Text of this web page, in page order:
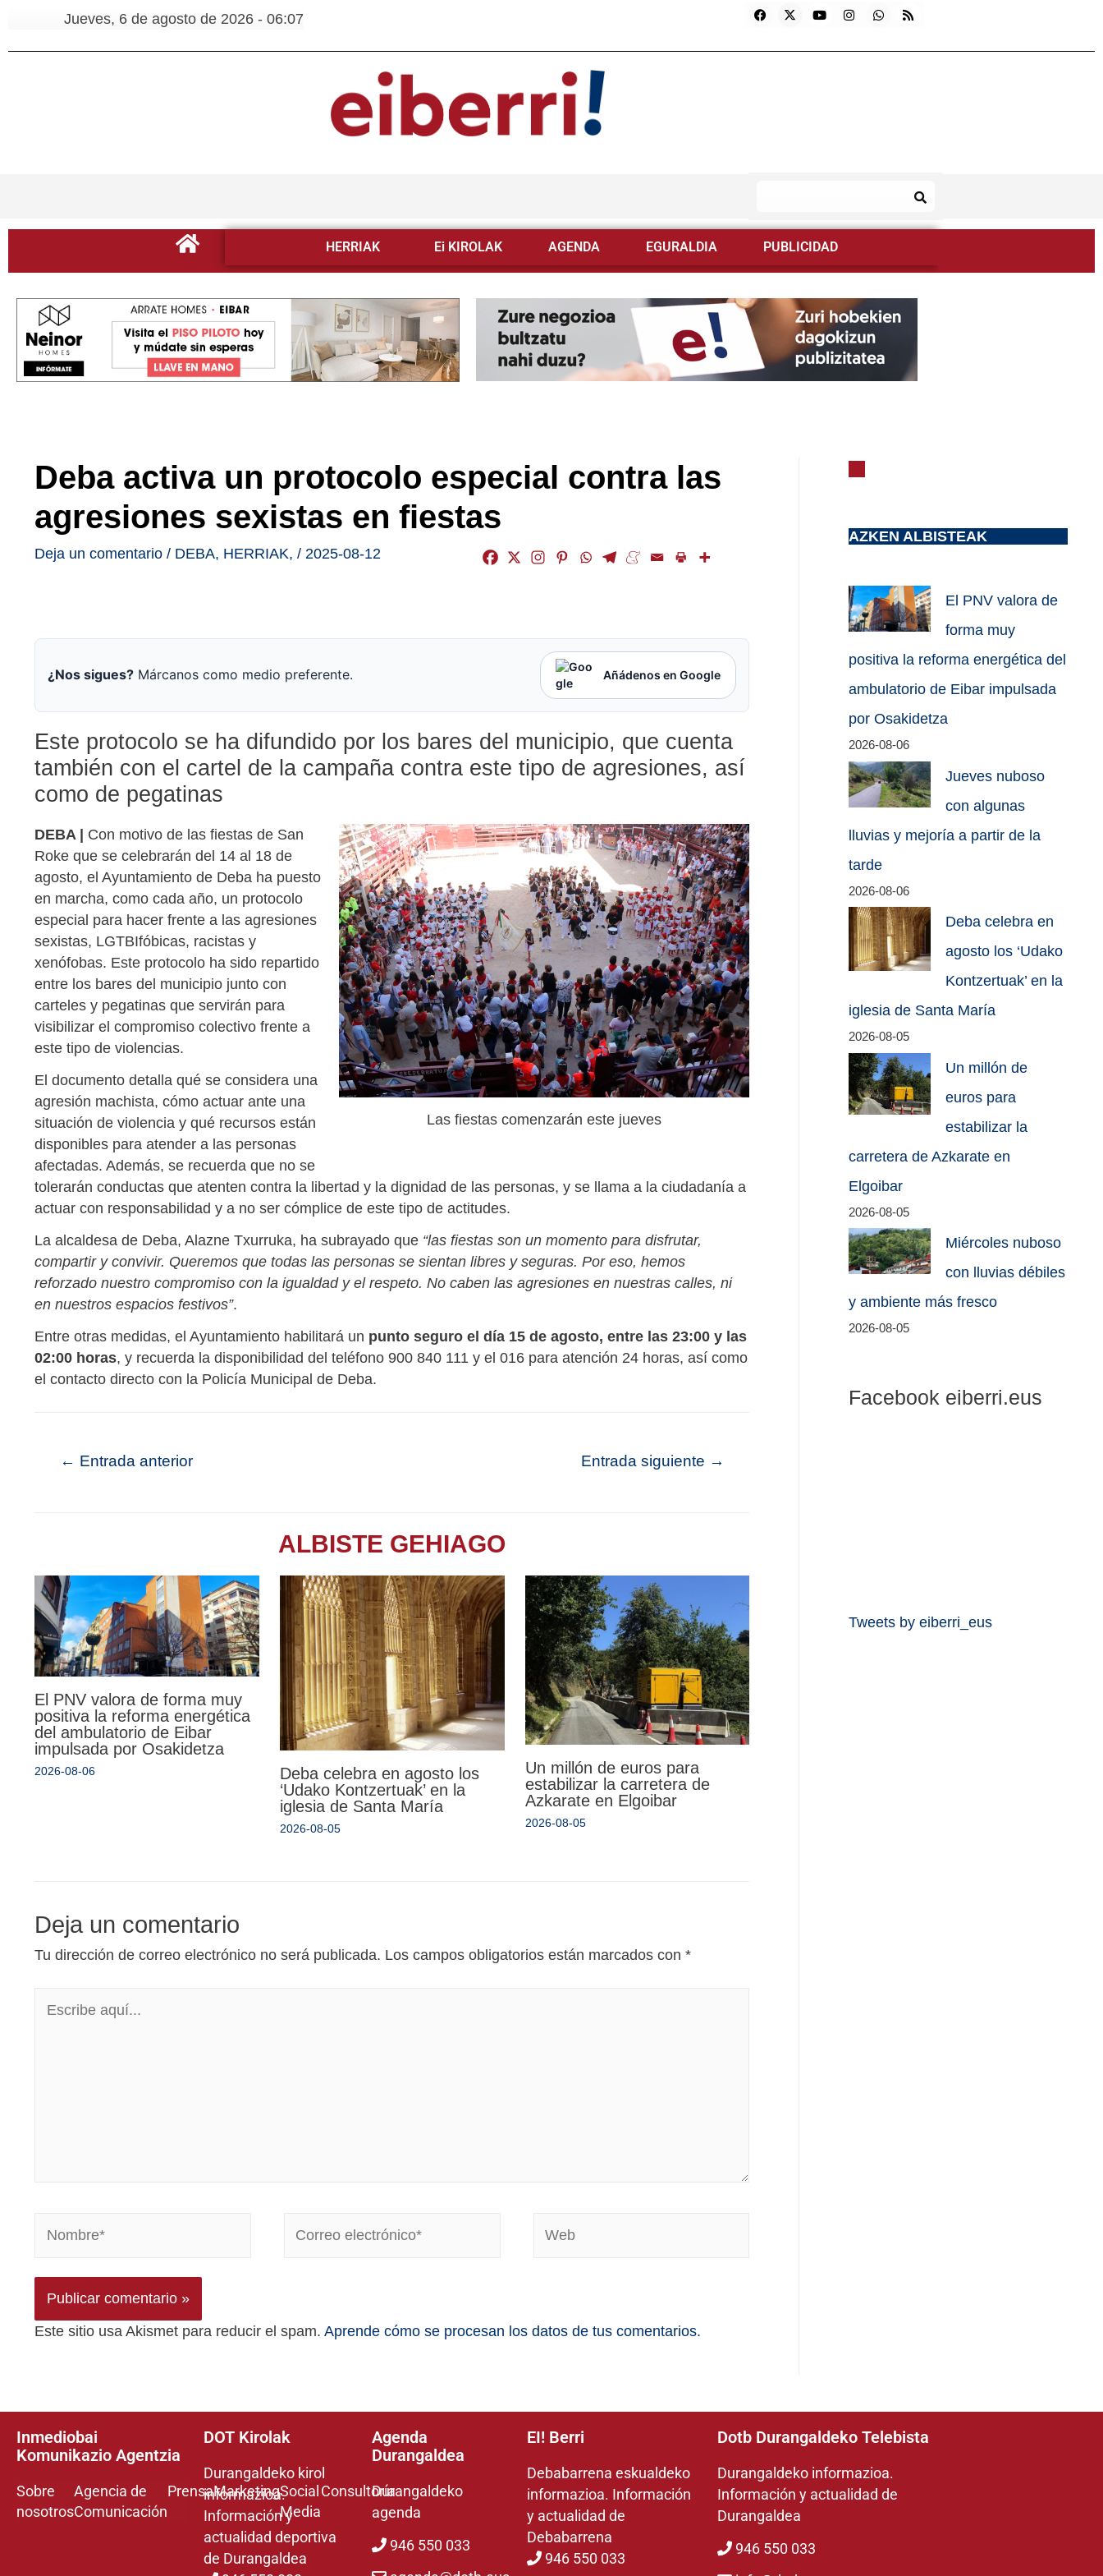
Jueves, 6 de agosto de 2026 - 06:07
HERRIAK Ei KIROLAK AGENDA EGURALDIA PUBLICIDAD
Deba activa un protocolo especial contra las
agresiones sexistas en fiestas
Deja un comentario / DEBA, HERRIAK, / 2025-08-12
¿Nos sigues? Márcanos como medio preferente. Añádenos en Google
Este protocolo se ha difundido por los bares del municipio, que cuenta
también con el cartel de la campaña contra este tipo de agresiones, así
como de pegatinas
Las fiestas comenzarán este jueves
DEBA | Con motivo de las fiestas de San
Roke que se celebrarán del 14 al 18 de
agosto, el Ayuntamiento de Deba ha puesto
en marcha, como cada año, un protocolo
especial para hacer frente a las agresiones
sexistas, LGTBIfóbicas, racistas y
xenófobas. Este protocolo ha sido repartido
entre los bares del municipio junto con
carteles y pegatinas que servirán para
visibilizar el compromiso colectivo frente a
este tipo de violencias.
El documento detalla qué se considera una
agresión machista, cómo actuar ante una
situación de violencia y qué recursos están
disponibles para atender a las personas
afectadas. Además, se recuerda que no se
tolerarán conductas que atenten contra la libertad y la dignidad de las personas, y se llama a la ciudadanía a
actuar con responsabilidad y a no ser cómplice de este tipo de actitudes.
La alcaldesa de Deba, Alazne Txurruka, ha subrayado que “las fiestas son un momento para disfrutar,
compartir y convivir. Queremos que todas las personas se sientan libres y seguras. Por eso, hemos
reforzado nuestro compromiso con la igualdad y el respeto. No caben las agresiones en nuestras calles, ni
en nuestros espacios festivos”.
Entre otras medidas, el Ayuntamiento habilitará un punto seguro el día 15 de agosto, entre las 23:00 y las
02:00 horas, y recuerda la disponibilidad del teléfono 900 840 111 y el 016 para atención 24 horas, así como
el contacto directo con la Policía Municipal de Deba.
← Entrada anterior Entrada siguiente →
ALBISTE GEHIAGO
El PNV valora de forma muy
positiva la reforma energética
del ambulatorio de Eibar
impulsada por Osakidetza
2026-08-06
Deba celebra en agosto los
‘Udako Kontzertuak’ en la
iglesia de Santa María
2026-08-05
Un millón de euros para
estabilizar la carretera de
Azkarate en Elgoibar
2026-08-05
Deja un comentario
Tu dirección de correo electrónico no será publicada. Los campos obligatorios están marcados con *
Este sitio usa Akismet para reducir el spam. Aprende cómo se procesan los datos de tus comentarios.
AZKEN ALBISTEAK
El PNV valora de
forma muy
positiva la reforma energética del
ambulatorio de Eibar impulsada
por Osakidetza
2026-08-06
Jueves nuboso
con algunas
lluvias y mejoría a partir de la
tarde
2026-08-06
Deba celebra en
agosto los ‘Udako
Kontzertuak’ en la
iglesia de Santa María
2026-08-05
Un millón de
euros para
estabilizar la
carretera de Azkarate en
Elgoibar
2026-08-05
Miércoles nuboso
con lluvias débiles
y ambiente más fresco
2026-08-05
Facebook eiberri.eus
Tweets by eiberri_eus
Inmediobai
Komunikazio Agentzia
Sobre
nosotros
Agencia de
Comunicación
PrensaMarketingSocial
Media
Consultoría
DOT Kirolak
Durangaldeko kirol
informazioa.
Información y
actualidad deportiva
de Durangaldea
Agenda
Durangaldea
Durangaldeko
agenda
946 550 033
EI! Berri
Debabarrena eskualdeko
informazioa. Información
y actualidad de
Debabarrena
946 550 033
Dotb Durangaldeko Telebista
Durangaldeko informazioa.
Información y actualidad de
Durangaldea
946 550 033